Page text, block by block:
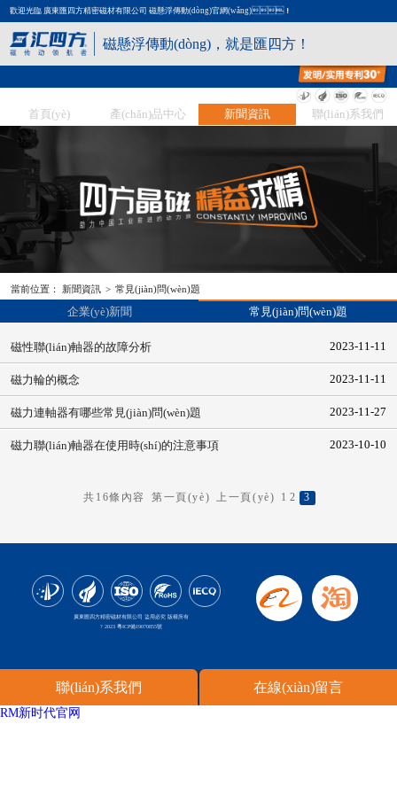
歡迎光臨 廣東匯四方精密磁材有限公司 磁懸浮傳動(dòng)官網(wǎng)！
磁懸浮傳動(dòng)，就是匯四方！
首頁(yè) 產(chǎn)品中心 新聞資訊 聯(lián)系我們
當前位置： 新聞資訊 > 常見(jiàn)問(wèn)題
企業(yè)新聞 常見(jiàn)問(wèn)題
磁性聯(lián)軸器的故障分析 2023-11-11
磁力輪的概念 2023-11-11
磁力連軸器有哪些常見(jiàn)問(wèn)題 2023-11-27
磁力聯(lián)軸器在使用時(shí)的注意事項 2023-10-10
共16條內容 第一頁(yè) 上一頁(yè) 1 2 3
廣東匯四方精密磁材有限公司 盜用必究 版權所有
? 2023 粵ICP備19070855號
聯(lián)系我們 在線(xiàn)留言
RM新时代官网